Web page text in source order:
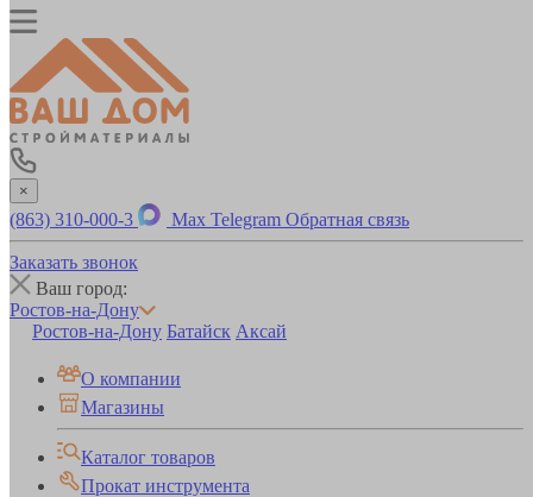
×
(863) 310-000-3 Max Telegram Обратная связь
Заказать звонок
Ваш город:
Ростов-на-Дону
Ростов-на-Дону Батайск Аксай
О компании
Магазины
Каталог товаров
Прокат инструмента